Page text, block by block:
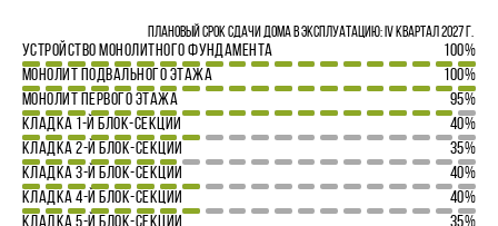
Плановый срок сдачи дома в эксплуатацию: IV квартал 2027 г.
УСТРОЙСТВО МОНОЛИТНОГО ФУНДАМЕНТА
100%
МОНОЛИТ ПОДВАЛЬНОГО ЭТАЖА
100%
МОНОЛИТ ПЕРВОГО ЭТАЖА
95%
КЛАДКА 1-Й БЛОК-СЕКЦИИ
40%
КЛАДКА 2-Й БЛОК-СЕКЦИИ
35%
КЛАДКА 3-Й БЛОК-СЕКЦИИ
40%
КЛАДКА 4-Й БЛОК-СЕКЦИИ
40%
КЛАДКА 5-Й БЛОК-СЕКЦИИ
35%